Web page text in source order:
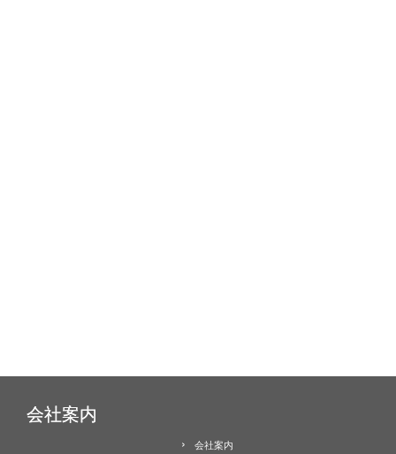
会社案内
会社案内